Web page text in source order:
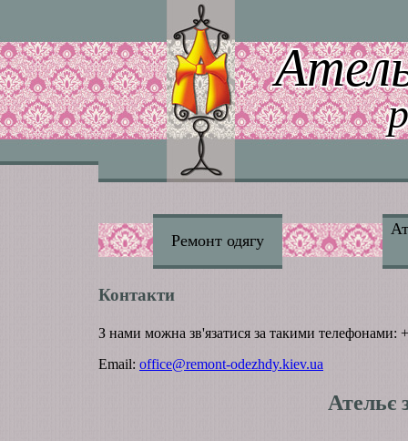
Ремонт одягу
Контакти
З нами можна зв'язатися за такими телефонами:
Email: office@remont-odezhdy.kiev.ua
Ательє